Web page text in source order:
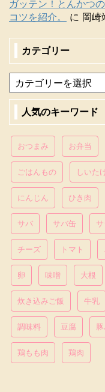
ガッテン！とんかつ
コツを紹介。
に 岡崎
カテゴリー
人気のキーワード
おつまみ お弁当
ごはんもの しいた
にんじん ひき肉
サバ サバ缶
チーズ トマト
卵 味噌 大根
炊き込みご飯 牛乳
調味料 豆腐
鶏もも肉 鶏肉